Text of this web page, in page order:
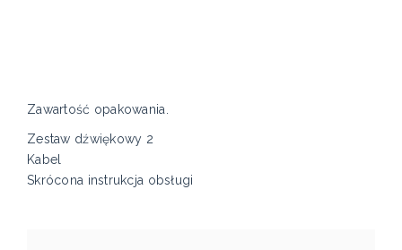
Zawartość opakowania.
Zestaw dźwiękowy 2
Kabel
Skrócona instrukcja obsługi